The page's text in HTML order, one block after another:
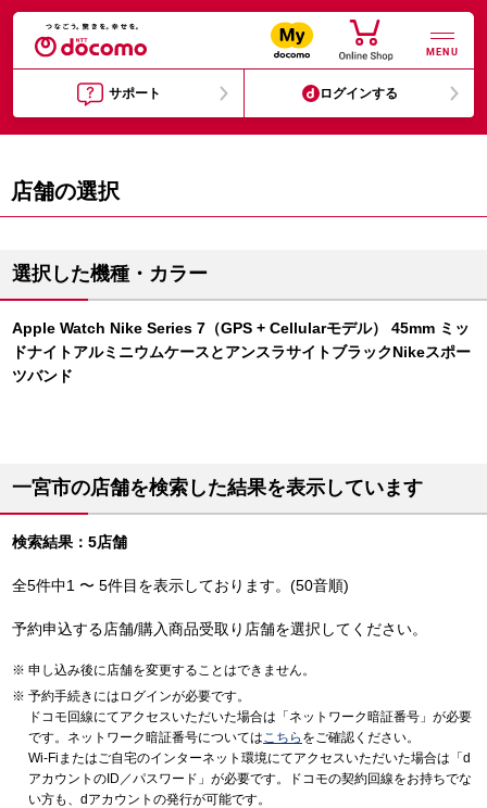
MENU
サポート ログインする
店舗の選択
選択した機種・カラー
Apple Watch Nike Series 7（GPS + Cellularモデル） 45mm ミッ
ドナイトアルミニウムケースとアンスラサイトブラックNikeスポー
ツバンド
一宮市の店舗を検索した結果を表示しています
検索結果：5店舗
全5件中1 〜 5件目を表示しております。(50音順)
予約申込する店舗/購入商品受取り店舗を選択してください。
申し込み後に店舗を変更することはできません。
予約手続きにはログインが必要です。
ドコモ回線にてアクセスいただいた場合は「ネットワーク暗証番号」が必要
です。ネットワーク暗証番号についてはこちら をご確認ください。
Wi-Fiまたはご自宅のインターネット環境にてアクセスいただいた場合は「d
アカウントのID／パスワード」が必要です。ドコモの契約回線をお持ちでな
い方も、dアカウントの発行が可能です。